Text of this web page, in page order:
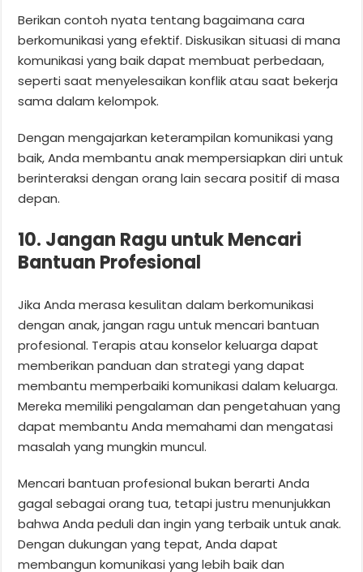
Berikan contoh nyata tentang bagaimana cara
berkomunikasi yang efektif. Diskusikan situasi di mana
komunikasi yang baik dapat membuat perbedaan,
seperti saat menyelesaikan konflik atau saat bekerja
sama dalam kelompok.
Dengan mengajarkan keterampilan komunikasi yang
baik, Anda membantu anak mempersiapkan diri untuk
berinteraksi dengan orang lain secara positif di masa
depan.
10. Jangan Ragu untuk Mencari
Bantuan Profesional
Jika Anda merasa kesulitan dalam berkomunikasi
dengan anak, jangan ragu untuk mencari bantuan
profesional. Terapis atau konselor keluarga dapat
memberikan panduan dan strategi yang dapat
membantu memperbaiki komunikasi dalam keluarga.
Mereka memiliki pengalaman dan pengetahuan yang
dapat membantu Anda memahami dan mengatasi
masalah yang mungkin muncul.
Mencari bantuan profesional bukan berarti Anda
gagal sebagai orang tua, tetapi justru menunjukkan
bahwa Anda peduli dan ingin yang terbaik untuk anak.
Dengan dukungan yang tepat, Anda dapat
membangun komunikasi yang lebih baik dan